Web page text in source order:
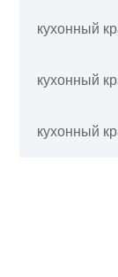
кухонный
кухонный
кухонный